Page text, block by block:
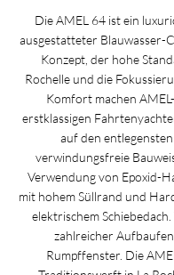
Die AMEL 64 ist ein
ausgestatteter Blauwasser-
Konzept, der hohe
Rochelle und die
Komfort machen
erstklassigen
auf den
verwindungsfreie
Verwendung von Epoxid-
mit hohem Süllrand und
elektrischem
zahlreicher
Rumpffenster. Die